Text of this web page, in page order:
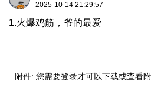
2025-10-14 21:29:57
1.火爆鸡筋，爷的最爱
附件: 您需要登录才可以下载或查看